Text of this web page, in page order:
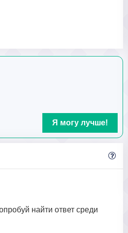
Я могу лучше!
найти ответ среди